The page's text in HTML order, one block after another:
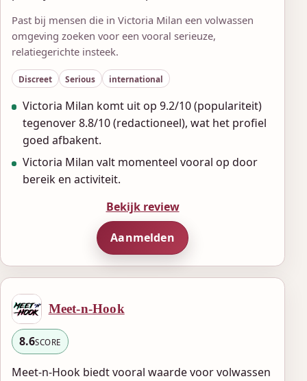
Past bij mensen die in Victoria Milan een volwassen
omgeving zoeken voor een vooral serieuze,
relatiegerichte insteek.
Discreet Serious international
Victoria Milan komt uit op 9.2/10 (populariteit)
tegenover 8.8/10 (redactioneel), wat het profiel
goed afbakent.
Victoria Milan valt momenteel vooral op door
bereik en activiteit.
Bekijk review
Aanmelden
Meet-n-Hook
8.6SCORE
Meet-n-Hook biedt vooral waarde voor volwassen